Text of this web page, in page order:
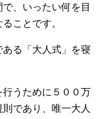
、いったい何を目
ることです。
る「大人式」を寝
うために５００万
であり、唯一大人